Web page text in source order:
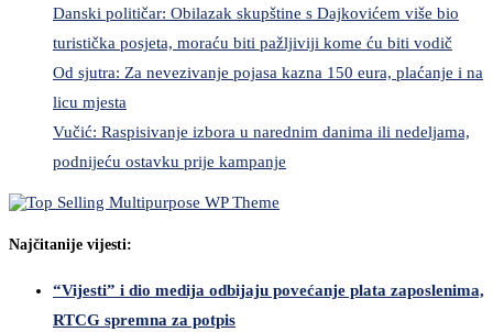
Danski političar: Obilazak skupštine s Dajkovićem više bio
turistička posjeta, moraću biti pažljiviji kome ću biti vodič
Od sjutra: Za nevezivanje pojasa kazna 150 eura, plaćanje i na
licu mjesta
Vučić: Raspisivanje izbora u narednim danima ili nedeljama,
podnijeću ostavku prije kampanje
Najčitanije vijesti:
“Vijesti” i dio medija odbijaju povećanje plata zaposlenima,
RTCG spremna za potpis